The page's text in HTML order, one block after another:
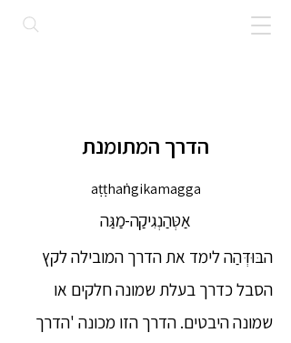
הדרך המתומנת
aṭṭhaṅgikamagga
אַטְּהַנְגִיקַה-מַגַּה
הבּוּדְּהַה לימד את הדרך המובילה לקץ
הסבל כדרך בעלת שמונה חלקים או
שמונה היבטים. הדרך הזו מכונה 'הדרך